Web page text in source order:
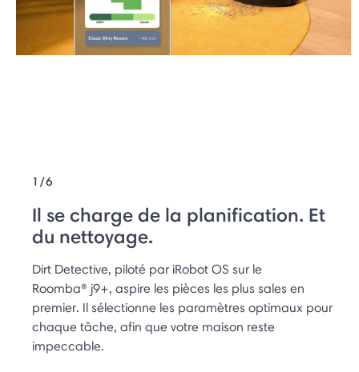
1/6
Il se charge de la planification. Et
du nettoyage.
Dirt Detective, piloté par iRobot OS sur le
Roomba® j9+, aspire les pièces les plus sales en
premier. Il sélectionne les paramètres optimaux pour
chaque tâche, afin que votre maison reste
impeccable.